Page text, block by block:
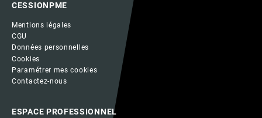
CESSIONPME
Mentions légales
CGU
Données personnelles
Cookies
Paramétrer mes cookies
Contactez-nous
ESPACE PROFESSIONNEL